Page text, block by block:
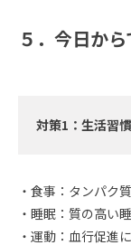
５．今日か
対策1：生活習
・食事：タンパク
・睡眠：質の高い
・運動：血行促進